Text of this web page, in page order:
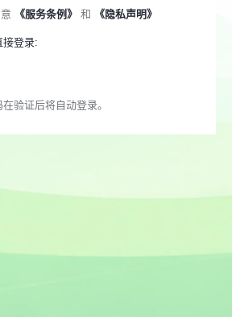
《服务条例》 和 《隐私声明》
接登录:
验证后将自动登录。